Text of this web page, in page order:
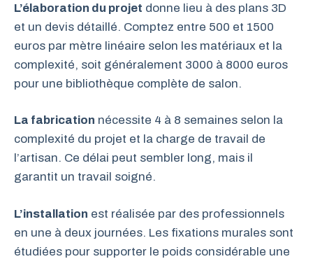
L’élaboration du projet donne lieu à des plans 3D
et un devis détaillé. Comptez entre 500 et 1500
euros par mètre linéaire selon les matériaux et la
complexité, soit généralement 3000 à 8000 euros
pour une bibliothèque complète de salon.
La fabrication nécessite 4 à 8 semaines selon la
complexité du projet et la charge de travail de
l’artisan. Ce délai peut sembler long, mais il
garantit un travail soigné.
L’installation est réalisée par des professionnels
en une à deux journées. Les fixations murales sont
étudiées pour supporter le poids considérable une